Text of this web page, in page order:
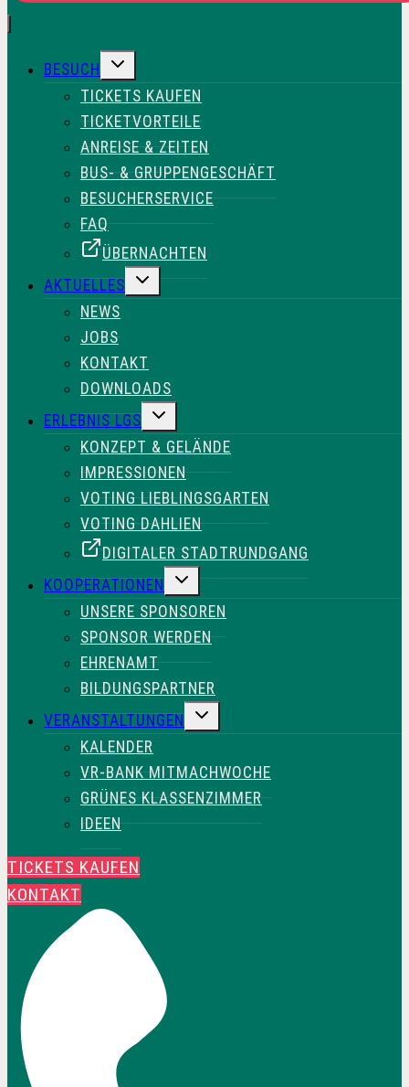
BESUCH
UNTERMENÜ
TICKETS KAUFEN
TICKETVORTEILE
ANREISE & ZEITEN
BUS- & GRUPPENGESCHÄFT
BESUCHERSERVICE
FAQ
ÜBERNACHTEN
AKTUELLES
UNTERMENÜ
NEWS
JOBS
KONTAKT
DOWNLOADS
ERLEBNIS LGS
UNTERMENÜ
KONZEPT & GELÄNDE
IMPRESSIONEN
VOTING LIEBLINGSGARTEN
VOTING DAHLIEN
DIGITALER STADTRUNDGANG
KOOPERATIONEN
UNTERMENÜ
UNSERE SPONSOREN
SPONSOR WERDEN
EHRENAMT
BILDUNGSPARTNER
VERANSTALTUNGEN
UNTERMENÜ
KALENDER
VR-BANK MITMACHWOCHE
GRÜNES KLASSENZIMMER
IDEEN
TICKETS KAUFEN
KONTAKT